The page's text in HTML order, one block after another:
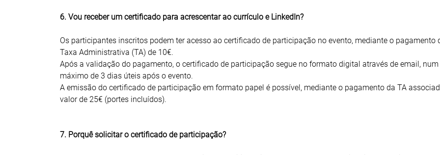
6. Vou receber um certificado para acrescentar ao currículo e LinkedIn?
Os participantes inscritos podem ter acesso ao certificado de participação no evento, mediante o pagamento
Taxa Administrativa (TA) de 10€.
Após a validação do pagamento, o certificado de participação segue no formato digital através de email,
máximo de 3 dias úteis após o evento.
A emissão do certificado de participação em formato papel é possível, mediante o pagamento da TA
valor de 25€ (portes incluídos).
7. Porquê solicitar o certificado de participação?